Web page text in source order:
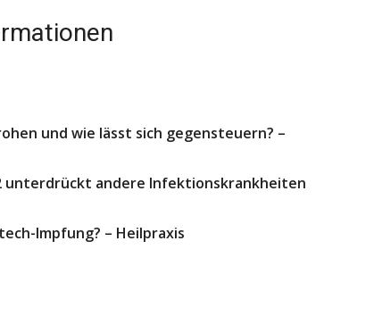
und wie lässt sich gegensteuern? –
2 unterdrückt andere Infektionskrankheiten
Impfung? – Heilpraxis